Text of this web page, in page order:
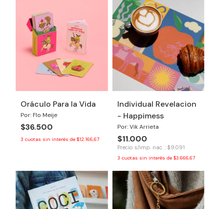
Oráculo Para la Vida
Por: Flo Meije
$36.500
3 cuotas sin interés de $12.166,67
Individual Revelacion
- Happimess
Por: Vik Arrieta
$11.000
Precio s/imp. nac. : $9.091
3 cuotas sin interés de $3.666,67